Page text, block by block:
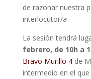
de razonar nuestra
interlocutor/a
La sesión tendrá
febrero, de 10h a
Bravo Murillo 4de
intermedio en el